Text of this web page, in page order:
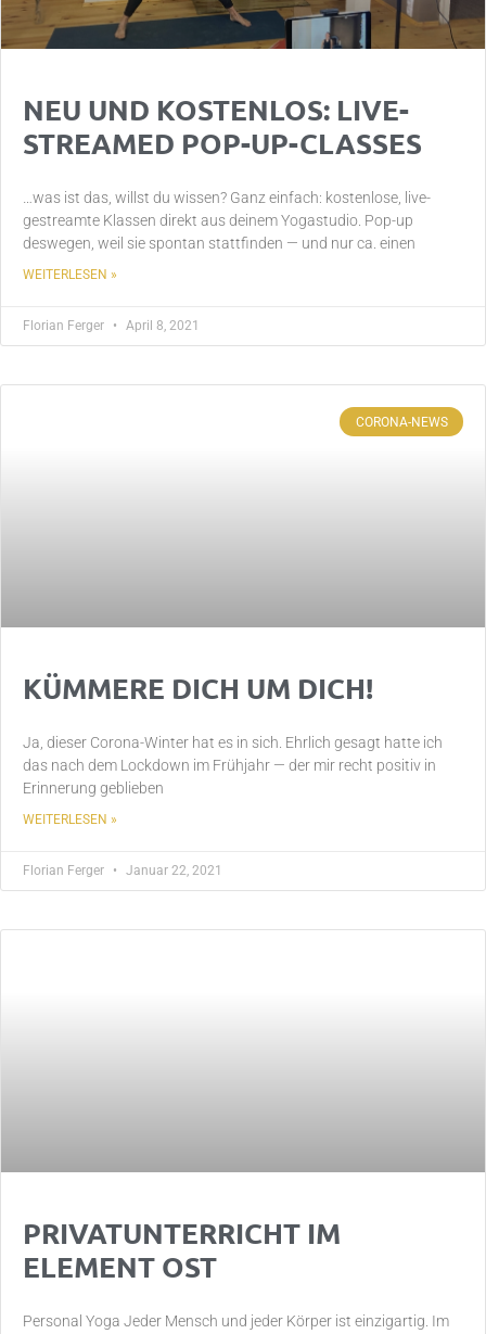
NEU UND KOSTENLOS: LIVE-
STREAMED POP-UP-CLASSES
…was ist das, willst du wissen? Ganz einfach: kostenlose, live-
gestreamte Klassen direkt aus deinem Yogastudio. Pop-up
deswegen, weil sie spontan stattfinden — und nur ca. einen
WEITERLESEN »
Florian Ferger April 8, 2021
CORONA-NEWS
KÜMMERE DICH UM DICH!
Ja, dieser Corona-Winter hat es in sich. Ehrlich gesagt hatte ich
das nach dem Lockdown im Frühjahr — der mir recht positiv in
Erinnerung geblieben
WEITERLESEN »
Florian Ferger Januar 22, 2021
PRIVATUNTERRICHT IM
ELEMENT OST
Personal Yoga Jeder Mensch und jeder Körper ist einzigartig. Im